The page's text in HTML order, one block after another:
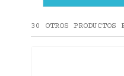
30 OTROS